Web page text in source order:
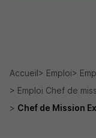
Accueil Emploi
Emploi Chef de
Chef de Mission